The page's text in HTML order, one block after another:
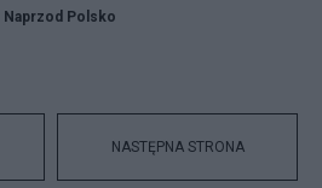
Naprzod Polsko
NASTĘPNA STRONA